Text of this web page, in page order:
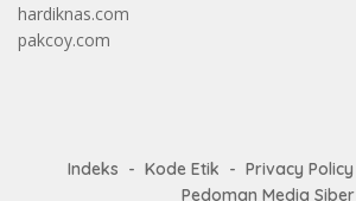
hardiknas.com
pakcoy.com
Indeks Kode Etik Privacy Policy
Pedoman Media Siber